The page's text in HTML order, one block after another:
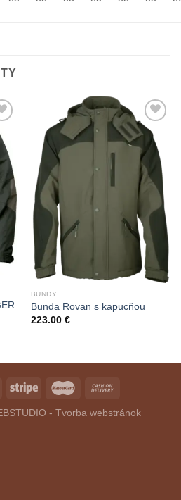
Add to
Wishlist
BUNDY
Bunda Rovan s kapucňou
223.00 €
- Tvorba webstránok